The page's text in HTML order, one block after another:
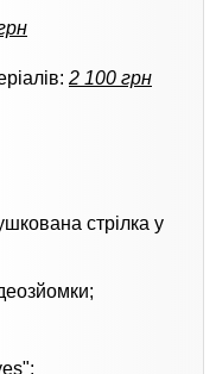
2 100 грн
стрілка у